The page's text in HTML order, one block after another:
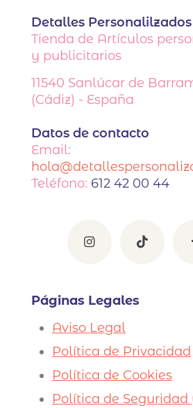
Detalles Personalilzados
Tienda de Artículos
y publicitarios
11540 Sanlúcar de
(Cádiz) - España
Datos de contacto
Email:
Teléfono: 612 42 00 44
Páginas Legales
Aviso Legal
Política de Privacidad
Política de Cookies
Política de Seguridad